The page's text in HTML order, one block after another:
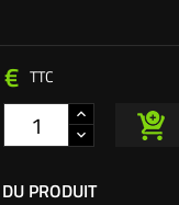
TTC
PRODUIT